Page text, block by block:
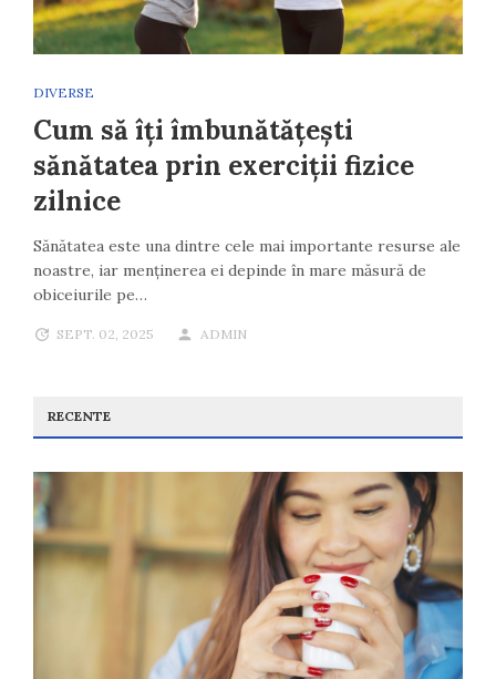
DIVERSE
Cum să îți îmbunătățești
sănătatea prin exerciții fizice
zilnice
Sănătatea este una dintre cele mai importante resurse ale
noastre, iar menținerea ei depinde în mare măsură de
obiceiurile pe…
SEPT. 02, 2025 ADMIN
RECENTE